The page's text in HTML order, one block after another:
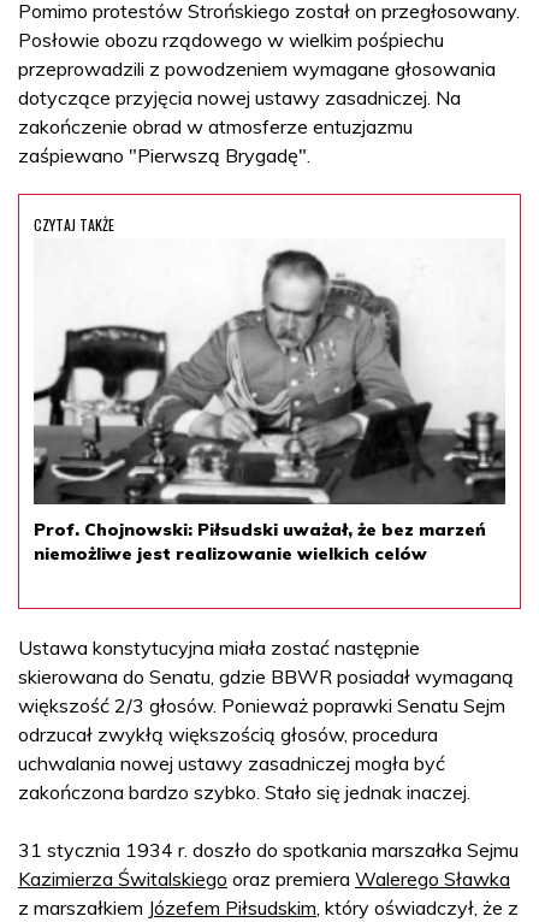
Pomimo protestów Strońskiego został on przegłosowany.
Posłowie obozu rządowego w wielkim pośpiechu
przeprowadzili z powodzeniem wymagane głosowania
dotyczące przyjęcia nowej ustawy zasadniczej. Na
zakończenie obrad w atmosferze entuzjazmu
zaśpiewano "Pierwszą Brygadę".
CZYTAJ TAKŻE
Prof. Chojnowski: Piłsudski uważał, że bez marzeń
niemożliwe jest realizowanie wielkich celów
Ustawa konstytucyjna miała zostać następnie
skierowana do Senatu, gdzie BBWR posiadał wymaganą
większość 2/3 głosów. Ponieważ poprawki Senatu Sejm
odrzucał zwykłą większością głosów, procedura
uchwalania nowej ustawy zasadniczej mogła być
zakończona bardzo szybko. Stało się jednak inaczej.
31 stycznia 1934 r. doszło do spotkania marszałka Sejmu
Kazimierza Świtalskiego oraz premiera Walerego Sławka
z marszałkiem Józefem Piłsudskim, który oświadczył, że z